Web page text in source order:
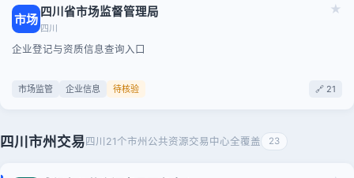
★
市场 四川省市场监督管理局
四川
企业登记与资质信息查询入口
市场监管 企业信息 待核验 🔗 21
四川市州交易 四川21个市州公共资源交易中心全覆盖 23